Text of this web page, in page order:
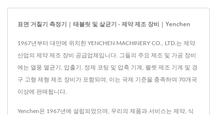
표면 거칠기 측정기 | 태블릿 및 살균기 - 제약 제조 장비 | Yenchen
1967년부터 대만에 위치한 YENCHEN MACHINERY CO., LTD.는 제약
산업의 제약 제조 장비 공급업체입니다. 그들의 주요 제조 및 가공 장비
에는 열풍 멸균기, 압출기, 정제 코팅 및 압축 기계, 펠렛 제조 기계 및 경
구 고형 제형 제조 장비가 포함되며, 이는 국제 기준을 충족하여 70개국
이상에 판매됩니다.
Yenchen은 1967년에 설립되었으며, 우리의 제품과 서비스는 제약, 식